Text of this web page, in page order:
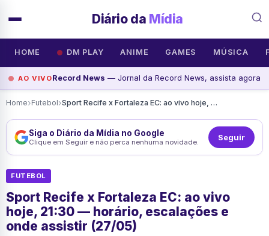
Diário da Mídia
HOME DM PLAY ANIME GAMES MÚSICA
AO VIVORecord News — Jornal da Record News, assista agora
Home›Futebol› Sport Recife x Fortaleza EC: ao vivo hoje, 21:30 — horário, escalações e onde assistir (27/05)
Siga o Diário da Mídia no Google
Clique em Seguir e não perca nenhuma novidade. Seguir
FUTEBOL
Sport Recife x Fortaleza EC: ao vivo
hoje, 21:30 — horário, escalações e
onde assistir (27/05)